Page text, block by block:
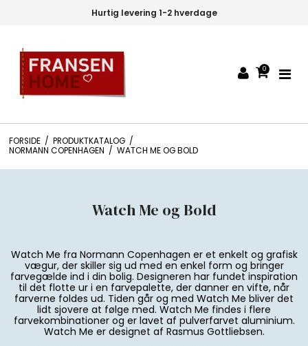
Hurtig levering 1-2 hverdage
0
FORSIDE / PRODUKTKATALOG /
NORMANN COPENHAGEN / WATCH ME OG BOLD
Watch Me og Bold
Watch Me fra Normann Copenhagen er et enkelt og grafisk
vægur, der skiller sig ud med en enkel form og bringer
farvegælde ind i din bolig. Designeren har fundet inspiration
til det flotte ur i en farvepalette, der danner en vifte, når
farverne foldes ud. Tiden går og med Watch Me bliver det
lidt sjovere at følge med. Watch Me findes i flere
farvekombinationer og er lavet af pulverfarvet aluminium.
Watch Me er designet af Rasmus Gottliebsen.